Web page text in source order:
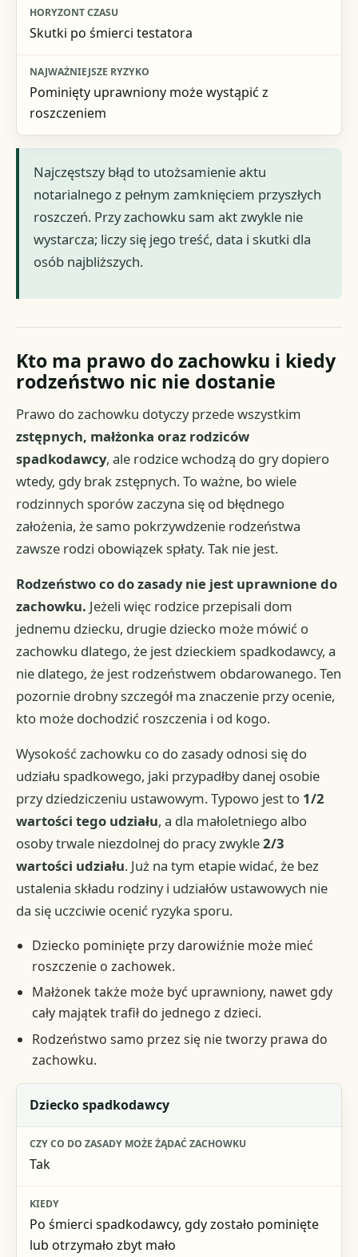
Skutki po śmierci testatora
Pominięty uprawniony może wystąpić z
roszczeniem
Najczęstszy błąd to utożsamienie aktu
notarialnego z pełnym zamknięciem przyszłych
roszczeń. Przy zachowku sam akt zwykle nie
wystarcza; liczy się jego treść, data i skutki dla
osób najbliższych.
Kto ma prawo do zachowku i kiedy
rodzeństwo nic nie dostanie
Prawo do zachowku dotyczy przede wszystkim
zstępnych, małżonka oraz rodziców
spadkodawcy, ale rodzice wchodzą do gry dopiero
wtedy, gdy brak zstępnych. To ważne, bo wiele
rodzinnych sporów zaczyna się od błędnego
założenia, że samo pokrzywdzenie rodzeństwa
zawsze rodzi obowiązek spłaty. Tak nie jest.
Rodzeństwo co do zasady nie jest uprawnione do
zachowku. Jeżeli więc rodzice przepisali dom
jednemu dziecku, drugie dziecko może mówić o
zachowku dlatego, że jest dzieckiem spadkodawcy, a
nie dlatego, że jest rodzeństwem obdarowanego. Ten
pozornie drobny szczegół ma znaczenie przy ocenie,
kto może dochodzić roszczenia i od kogo.
Wysokość zachowku co do zasady odnosi się do
udziału spadkowego, jaki przypadłby danej osobie
przy dziedziczeniu ustawowym. Typowo jest to 1/2
wartości tego udziału, a dla małoletniego albo
osoby trwale niezdolnej do pracy zwykle2/3
wartości udziału. Już na tym etapie widać, że bez
ustalenia składu rodziny i udziałów ustawowych nie
da się uczciwie ocenić ryzyka sporu.
Dziecko pominięte przy darowiźnie może mieć
roszczenie o zachowek.
Małżonek także może być uprawniony, nawet gdy
cały majątek trafił do jednego z dzieci.
Rodzeństwo samo przez się nie tworzy prawa do
zachowku.
Osoba
Czy co do zasady może żądać zachowku
Dziecko spadkodawcy
Tak
Po śmierci spadkodawcy, gdy zostało pominięte
lub otrzymało zbyt mało